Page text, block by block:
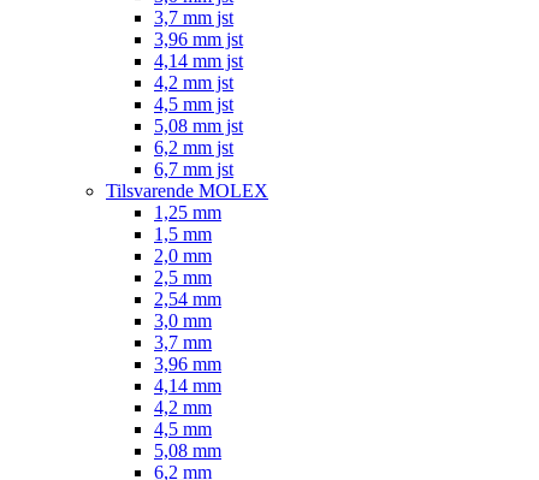
3,7 mm jst
3,96 mm jst
4,14 mm jst
4,2 mm jst
4,5 mm jst
5,08 mm jst
6,2 mm jst
6,7 mm jst
Tilsvarende MOLEX
1,25 mm
1,5 mm
2,0 mm
2,5 mm
2,54 mm
3,0 mm
3,7 mm
3,96 mm
4,14 mm
4,2 mm
4,5 mm
5,08 mm
6,2 mm